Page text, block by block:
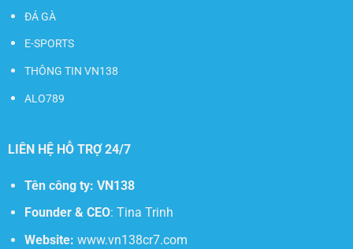
ĐÁ GÀ
E-SPORTS
THÔNG TIN VN138
ALO789
LIÊN HỆ HỖ TRỢ 24/7
Tên công ty: VN138
Founder & CEO: Tina Trinh
Website: www.vn138cr7.com